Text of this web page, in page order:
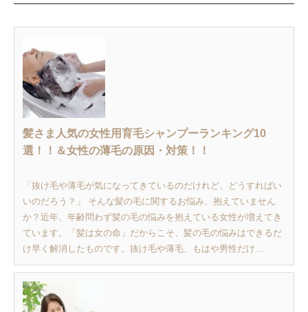
髪さま人気の女性用育毛シャンプーランキング10
選！！＆女性の薄毛の原因・対策！！
「抜け毛や薄毛が気になってきているのだけれど、どうすればい
いのだろう？」 そんな髪の毛に関するお悩み、抱えていません
か？近年、年齢問わず髪の毛の悩みを抱えている女性が増えてき
ています。「髪は女の命」だからこそ、髪の毛の悩みはできるだ
け早く解消したものです。抜け毛や薄毛、もはや男性だけ...